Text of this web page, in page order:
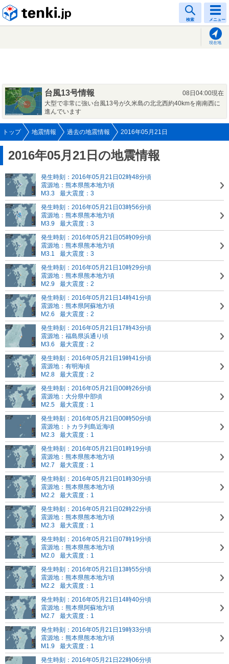
検索 メニュー
現在地
台風13号情報
08日04:00現在
大型で非常に強い台風13号が久米島の北北西約40kmを南南西に
進んでいます
トップ 地震情報 過去の地震情報 2016年05月21日
2016年05月21日の地震情報
発生時刻：2016年05月21日02時48分頃
震源地：熊本県熊本地方頃
M3.3
最大震度：3
発生時刻：2016年05月21日03時56分頃
震源地：熊本県熊本地方頃
M3.9
最大震度：3
発生時刻：2016年05月21日05時09分頃
震源地：熊本県熊本地方頃
M3.1
最大震度：3
発生時刻：2016年05月21日10時29分頃
震源地：熊本県熊本地方頃
M2.9
最大震度：2
発生時刻：2016年05月21日14時41分頃
震源地：熊本県阿蘇地方頃
M2.6
最大震度：2
発生時刻：2016年05月21日17時43分頃
震源地：福島県浜通り頃
M3.6
最大震度：2
発生時刻：2016年05月21日19時41分頃
震源地：有明海頃
M2.8
最大震度：2
発生時刻：2016年05月21日00時26分頃
震源地：大分県中部頃
M2.5
最大震度：1
発生時刻：2016年05月21日00時50分頃
震源地：トカラ列島近海頃
M2.3
最大震度：1
発生時刻：2016年05月21日01時19分頃
震源地：熊本県熊本地方頃
M2.7
最大震度：1
発生時刻：2016年05月21日01時30分頃
震源地：熊本県熊本地方頃
M2.2
最大震度：1
発生時刻：2016年05月21日02時22分頃
震源地：熊本県熊本地方頃
M2.3
最大震度：1
発生時刻：2016年05月21日07時19分頃
震源地：熊本県熊本地方頃
M2.0
最大震度：1
発生時刻：2016年05月21日13時55分頃
震源地：熊本県熊本地方頃
M2.2
最大震度：1
発生時刻：2016年05月21日14時40分頃
震源地：熊本県阿蘇地方頃
M2.7
最大震度：1
発生時刻：2016年05月21日19時33分頃
震源地：熊本県熊本地方頃
M1.9
最大震度：1
発生時刻：2016年05月21日22時06分頃